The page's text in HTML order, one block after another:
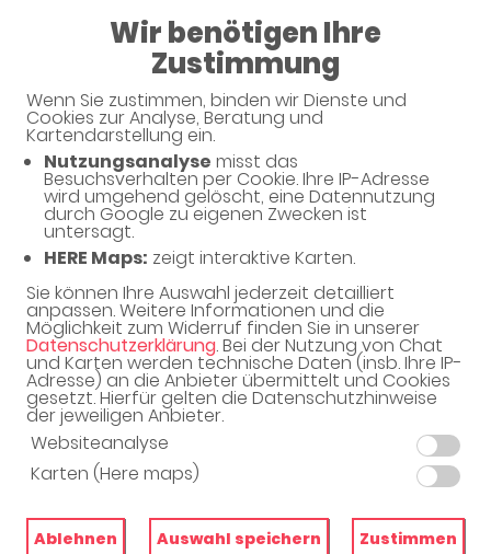
Wir benötigen Ihre
Zustimmung
Wenn Sie zustimmen, binden wir Dienste und
Cookies zur Analyse, Beratung und
Kartendarstellung ein.
Nutzungsanalyse misst das
Besuchsverhalten per Cookie. Ihre IP-Adresse
wird umgehend gelöscht, eine Datennutzung
durch Google zu eigenen Zwecken ist
untersagt.
HERE Maps: zeigt interaktive Karten.
Sie können Ihre Auswahl jederzeit detailliert
anpassen. Weitere Informationen und die
Möglichkeit zum Widerruf finden Sie in unserer
Datenschutzerklärung. Bei der Nutzung von Chat
und Karten werden technische Daten (insb. Ihre IP-
Adresse) an die Anbieter übermittelt und Cookies
gesetzt. Hierfür gelten die Datenschutzhinweise
der jeweiligen Anbieter.
Websiteanalyse
Karten (Here maps)
Ablehnen Auswahl speichern Zustimmen
08:00 - 19:00
Vitacura-Apotheke
Unverbindliche Arzneimittel-
Reservierung
Vitacura-Apotheke
Marchwitzastr. 29B, 12681 Berlin
Eine Bearbeitung und Abholung der unverbindlichen
Arzneimittel-Reservierung ist nur während der
Öffnungszeiten möglich.